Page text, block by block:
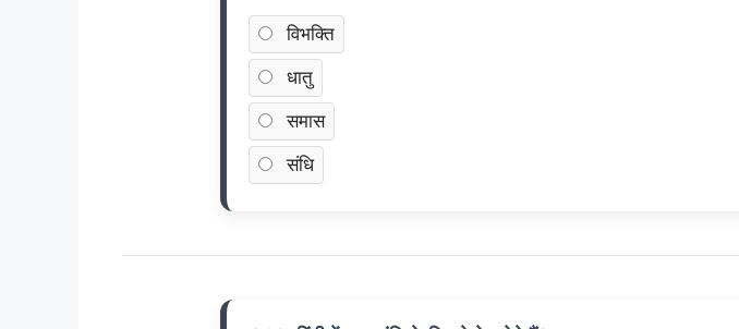
विभक्ति
धातु
समास
संधि